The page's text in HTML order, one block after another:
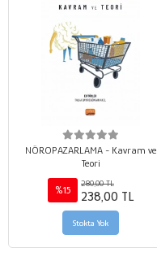
NÖROPAZARLAMA - Kavram ve
Teori
%15
280,00 TL
238,00 TL
Stokta Yok